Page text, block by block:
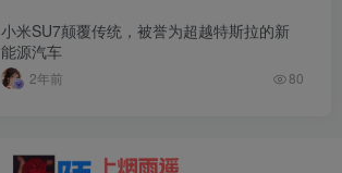
小米SU7颠覆传统，被誉为超越特斯拉的新
能源汽车
2年前 80